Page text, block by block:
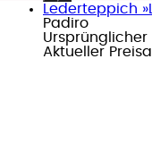
Lederteppich
Padiro
Ursprünglicher
Aktueller Preis